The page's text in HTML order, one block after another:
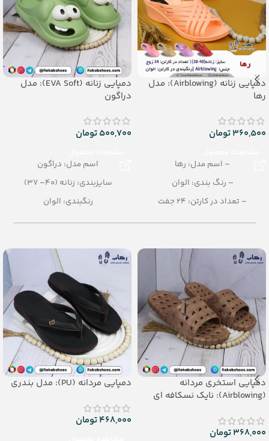
دمپایی زنانه (Airblowing): مدل
رها
360,500تومان
– اسم مدل: رها
– رنگ بندی: الوان
– تعداد در کارتن: 24 جفت
– جنس: Airblowing
دمپایی زنانه (EVA Soft): مدل
دراگون
500,700تومان
اسم مدل: دراگون
سایزبندی: زنانه (40– 37)
رنگبندی: الوان
تعداد در کارتن: 16 جفت
دمپایی استخری مردانه
(Airblowing): نایک نسکافه ای
368,000تومان
دمپایی مردانه (PU): مدل بندری
468,000تومان